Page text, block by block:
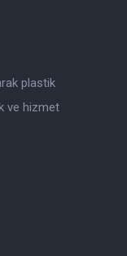
plastik
ve hizmet